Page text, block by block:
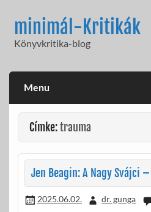
contentminimál-Kritikák
Könyvkritika-blog
Menu
Címke:trauma
Jen Beagin: A Nagy Svájci
2025.06.02. dr. gunga